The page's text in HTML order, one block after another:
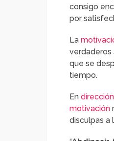
consigo
por
La
verdaderos
que se
tiempo.
En
motivación
disculpas a